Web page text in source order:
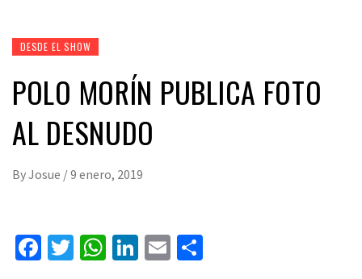
DESDE EL SHOW
POLO MORÍN PUBLICA FOTO
AL DESNUDO
ByJosue /9 enero, 2019
Facebook
Twitter
WhatsApp
LinkedIn
Email